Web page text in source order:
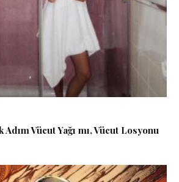
Vücut Yağı mı, Vücut Losyonu